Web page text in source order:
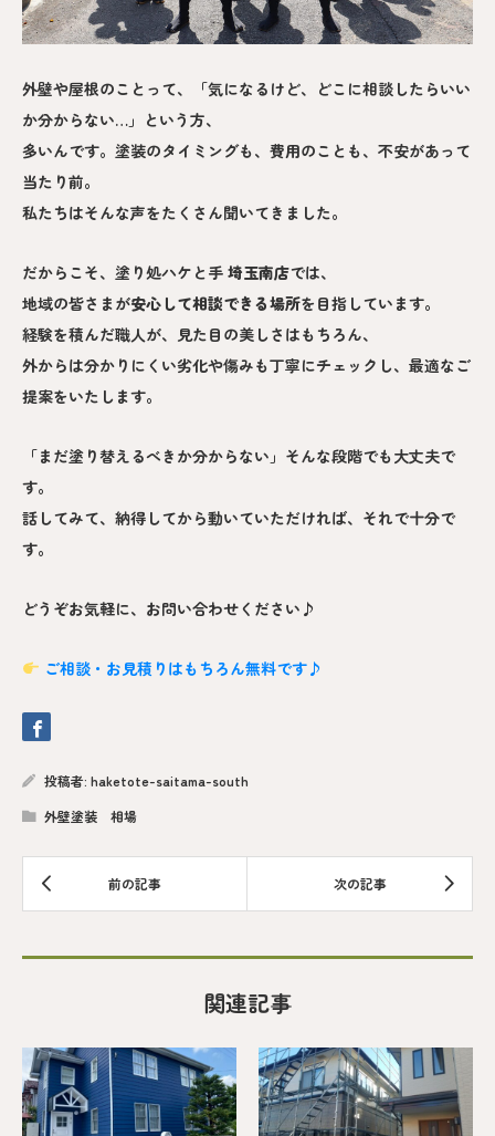
外壁や屋根のことって、「気になるけど、どこに相談したらいい
か分からない…」という方、
多いんです。塗装のタイミングも、費用のことも、不安があって
当たり前。
私たちはそんな声をたくさん聞いてきました。
だからこそ、塗り処ハケと手 埼玉南店では、
地域の皆さまが安心して相談できる場所を目指しています。
経験を積んだ職人が、見た目の美しさはもちろん、
外からは分かりにくい劣化や傷みも丁寧にチェックし、最適なご
提案をいたします。
「まだ塗り替えるべきか分からない」そんな段階でも大丈夫で
す。
話してみて、納得してから動いていただければ、それで十分で
す。
どうぞお気軽に、お問い合わせください♪
ご相談・お見積りはもちろん無料です♪
投稿者: haketote-saitama-south
外壁塗装 相場
関連記事